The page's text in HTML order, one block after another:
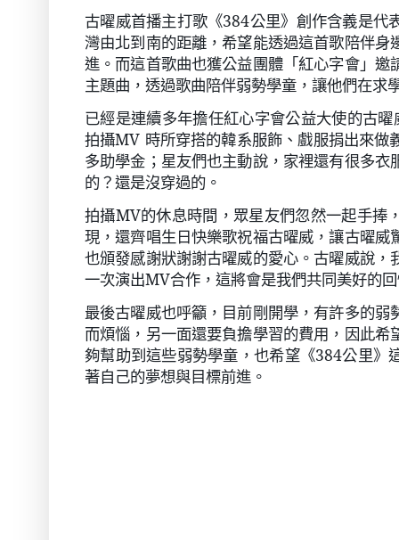
古曜威首播主打歌《384公里》創作含義是代
灣由北到南的距離，希望能透過這首歌陪伴
進。而這首歌曲也獲公益團體「紅心字會」
主題曲，透過歌曲陪伴弱勢學童，讓他們在求
已經是連續多年擔任紅心字會公益大使的古
拍攝MV 時所穿搭的韓系服飾、戲服捐出來
多助學金；星友們也主動說，家裡還有很多
的？還是沒穿過的。
拍攝MV的休息時間，眾星友們忽然一起手捧
現，還齊唱生日快樂歌祝福古曜威，讓古曜
也頒發感謝狀謝謝古曜威的愛心。古曜威說
一次演出MV合作，這將會是我們共同美好的
最後古曜威也呼籲，目前剛開學，有許多的
而煩惱，另一面還要負擔學習的費用，因此
夠幫助到這些弱勢學童，也希望《384公里》
著自己的夢想與目標前進。